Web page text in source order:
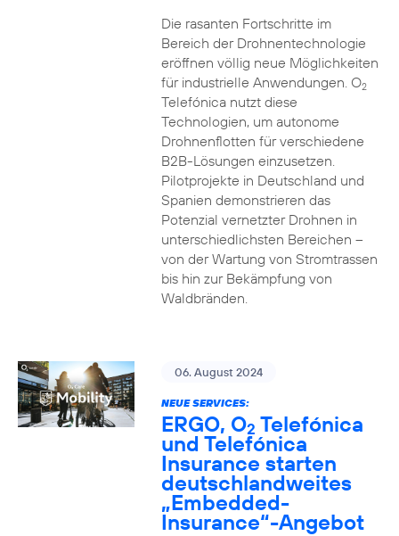
Die rasanten Fortschritte im
Bereich der Drohnentechnologie
eröffnen völlig neue Möglichkeiten
für industrielle Anwendungen. O2
Telefónica nutzt diese
Technologien, um autonome
Drohnenflotten für verschiedene
B2B-Lösungen einzusetzen.
Pilotprojekte in Deutschland und
Spanien demonstrieren das
Potenzial vernetzter Drohnen in
unterschiedlichsten Bereichen –
von der Wartung von Stromtrassen
bis hin zur Bekämpfung von
Waldbränden.
06. August 2024
NEUE SERVICES:
ERGO, O2 Telefónica
und Telefónica
Insurance starten
deutschlandweites
„Embedded-
Insurance“-Angebot